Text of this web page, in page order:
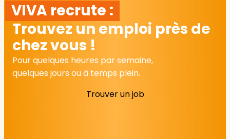
VIVA recrute :
Trouvez un emploi près de
chez vous !
Pour quelques heures par semaine,
quelques jours ou à temps plein.
Trouver un job